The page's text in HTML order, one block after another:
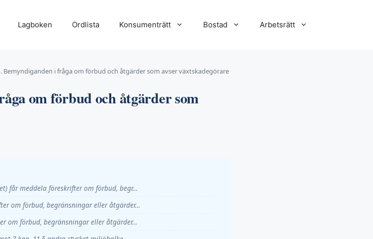
Lagboken Ordlista Konsumenträtt Bostad Arbetsrätt
Bemyndiganden i fråga om förbud och åtgärder som avser växtskadegörare
om förbud och åtgärder som
får meddela föreskrifter om förbud, begr…
om förbud, begränsningar eller åtgärder…
om förbud, begränsningar eller åtgärder…